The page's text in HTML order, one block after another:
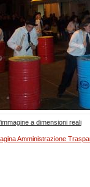
a dimensioni reali
Amministrazione